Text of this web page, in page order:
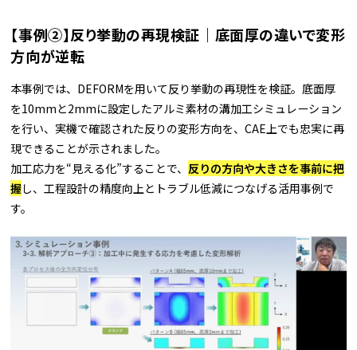
【事例②】反り挙動の再現検証｜底面厚の違いで変形
方向が逆転
本事例では、DEFORMを用いて反り挙動の再現性を検証。底面厚
を10mmと2mmに設定したアルミ素材の溝加工シミュレーション
を行い、実機で確認された反りの変形方向を、CAE上でも忠実に再
現できることが示されました。
加工応力を“見える化”することで、 反りの方向や大きさを事前に把
握し、工程設計の精度向上とトラブル低減につなげる活用事例で
す。